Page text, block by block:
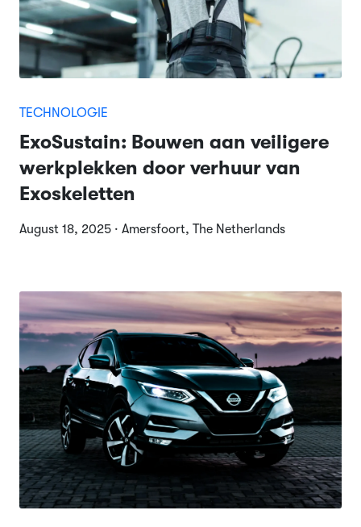
TECHNOLOGIE
ExoSustain: Bouwen aan veiligere
werkplekken door verhuur van
Exoskeletten
August 18, 2025 · Amersfoort, The Netherlands